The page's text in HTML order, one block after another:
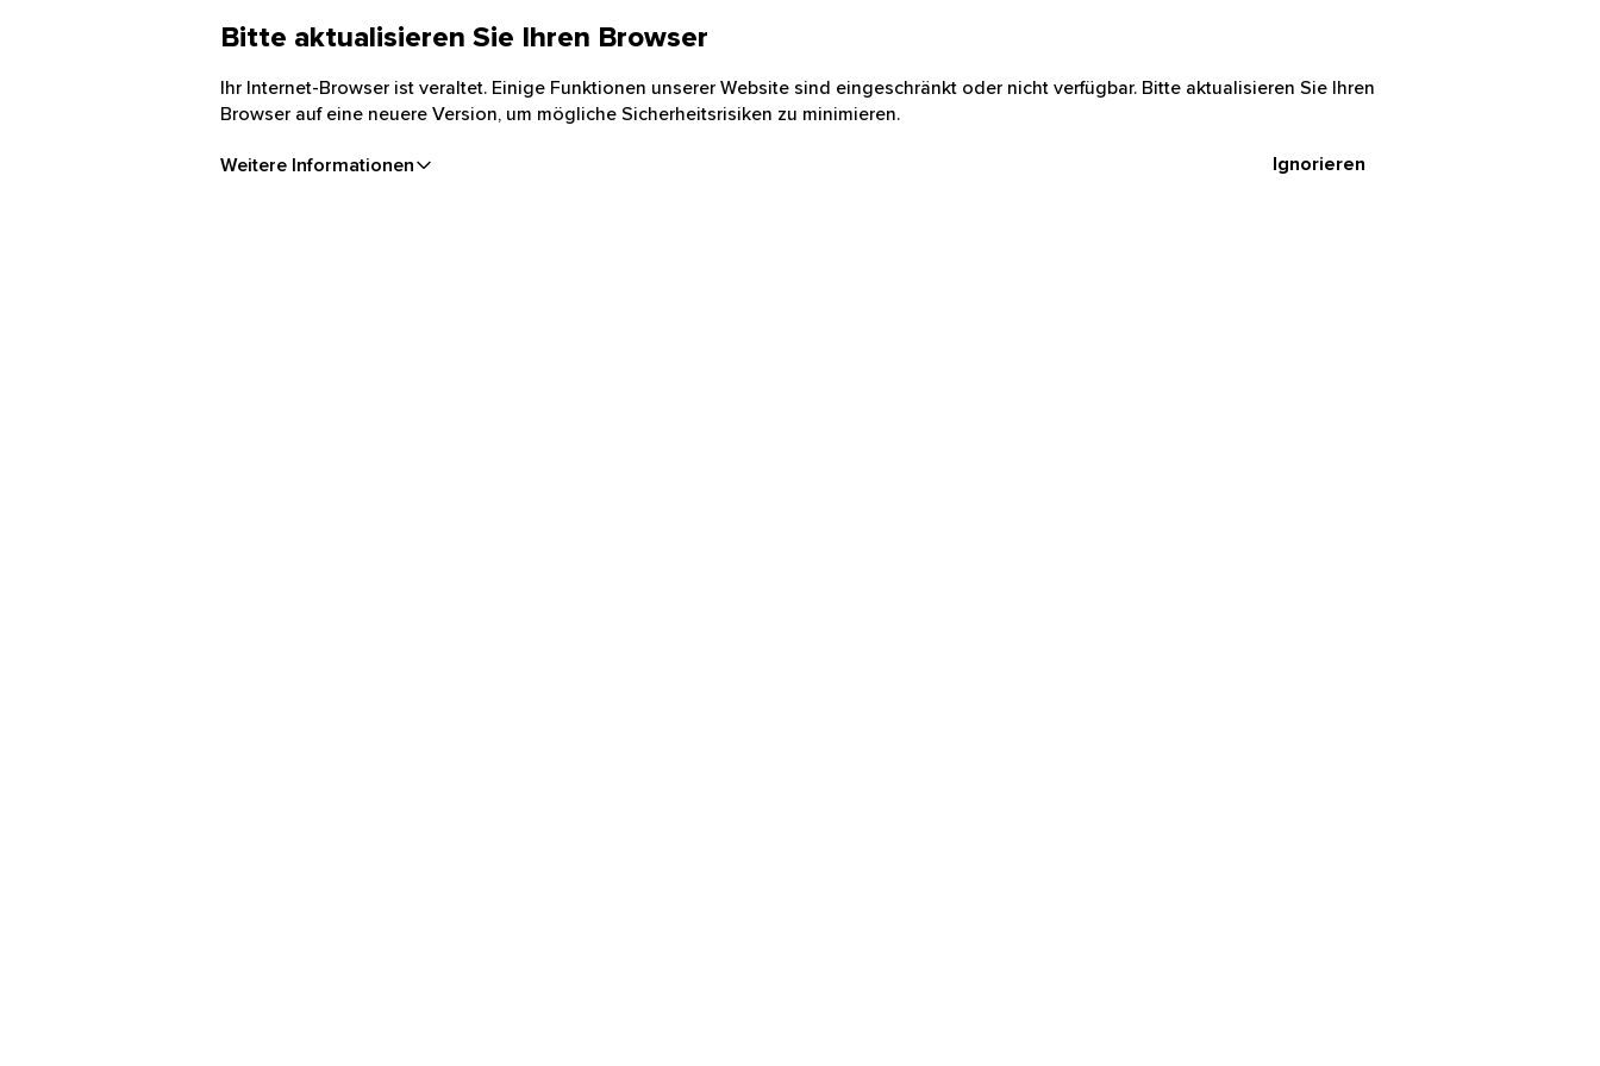
Bitte aktualisieren Sie Ihren Browser
Ihr Internet-Browser ist veraltet. Einige Funktionen unserer Website sind eingeschränkt oder nicht verfügbar. Bitte aktualisieren Sie Ihren
Browser auf eine neuere Version, um mögliche Sicherheitsrisiken zu minimieren.
Weitere Informationen Ignorieren